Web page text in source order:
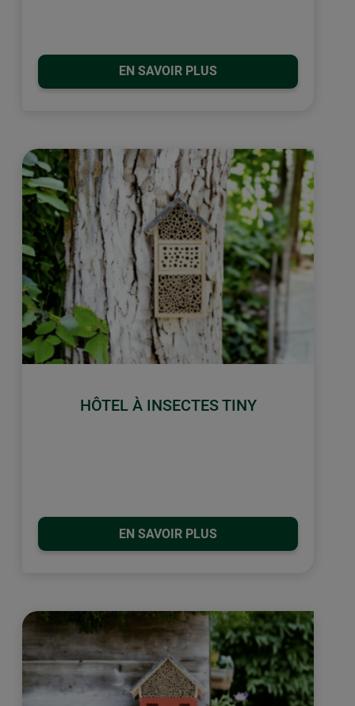
EN SAVOIR PLUS
HÔTEL À INSECTES TINY
EN SAVOIR PLUS